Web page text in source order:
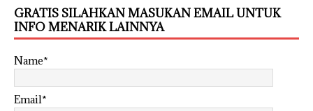
GRATIS SILAHKAN MASUKAN EMAIL UNTUK
INFO MENARIK LAINNYA
Name*
Email*